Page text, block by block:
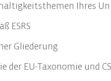
EU-Compliance-
Team
Ihres
ESRS
Gliederung
EU-Taxonomie und